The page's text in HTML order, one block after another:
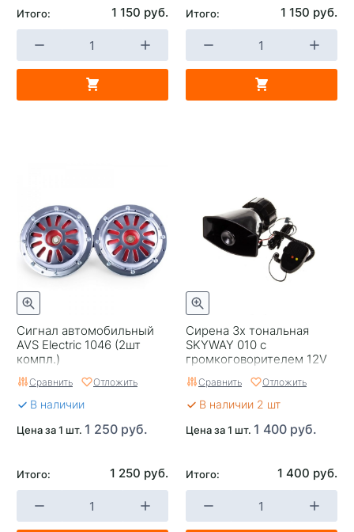
Итого: 1 150 руб. Итого: 1 150 руб.
Сигнал автомобильный
AVS Electric 1046 (2шт
компл.)
Сравнить Отложить
В наличии
Цена за 1 шт. 1 250 руб.
Итого: 1 250 руб.
Сирена 3х тональная
SKYWAY 010 с
громкоговорителем 12V
Сравнить Отложить
В наличии 2 шт
Цена за 1 шт. 1 400 руб.
Итого: 1 400 руб.